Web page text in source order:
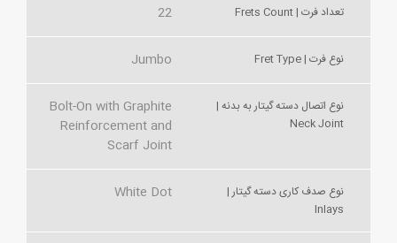
تعداد فرت | Frets Count 22
نوع فرت | Fret Type Jumbo
نوع اتصال دسته گیتار به بدنه |
Neck Joint
Bolt-On with Graphite
Reinforcement and
Scarf Joint
نوع صدف کاری دسته گیتار |
Inlays
White Dot